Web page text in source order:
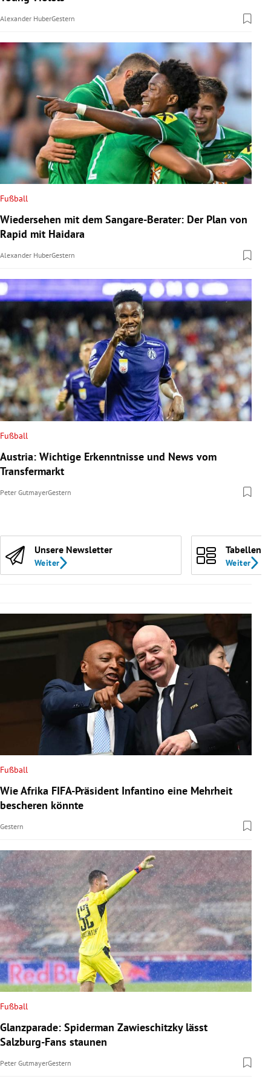
Alexander HuberGestern
Fußball
Wiedersehen mit dem Sangare-Berater: Der Plan von
Rapid mit Haidara
Alexander HuberGestern
Fußball
Austria: Wichtige Erkenntnisse und News vom
Transfermarkt
Peter GutmayerGestern
Unsere Newsletter
Weiter
Tabellen
Weiter
Fußball
Wie Afrika FIFA-Präsident Infantino eine Mehrheit
bescheren könnte
Gestern
Fußball
Glanzparade: Spiderman Zawieschitzky lässt
Salzburg-Fans staunen
Peter GutmayerGestern